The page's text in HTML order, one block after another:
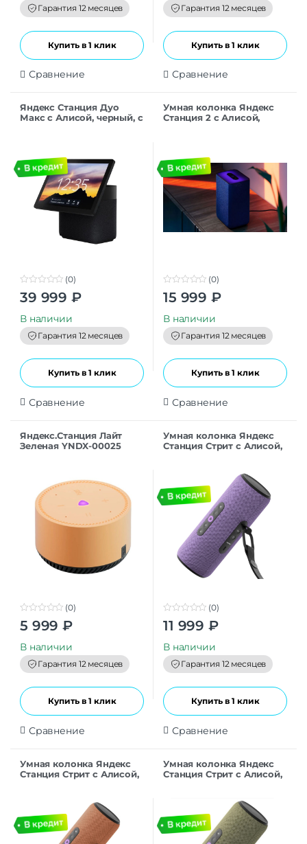
f
5
Гарантия 12 месяцев
Купить в 1 клик
Сравнение
f
5
Гарантия 12 месяцев
Купить в 1 клик
Сравнение
Яндекс Станция Дуо
Макс с Алисой, черный, с
0
o
t
o
f
5
(0)
39 999 ₽
В наличии
Гарантия 12 месяцев
Купить в 1 клик
Сравнение
Умная колонка Яндекс
Станция 2 с Алисой,
0
t
o
f
5
(0)
15 999 ₽
В наличии
Гарантия 12 месяцев
Купить в 1 клик
Сравнение
Яндекс.Станция Лайт
Зеленая YNDX-00025
0
o
t
o
f
5
(0)
5 999 ₽
В наличии
Гарантия 12 месяцев
Купить в 1 клик
Сравнение
Умная колонка Яндекс
Cтанция Стрит с Алисой,
0
t
o
f
5
(0)
11 999 ₽
В наличии
Гарантия 12 месяцев
Купить в 1 клик
Сравнение
Умная колонка Яндекс
Станция Стрит с Алисой,
Умная колонка Яндекс
Станция Стрит с Алисой,